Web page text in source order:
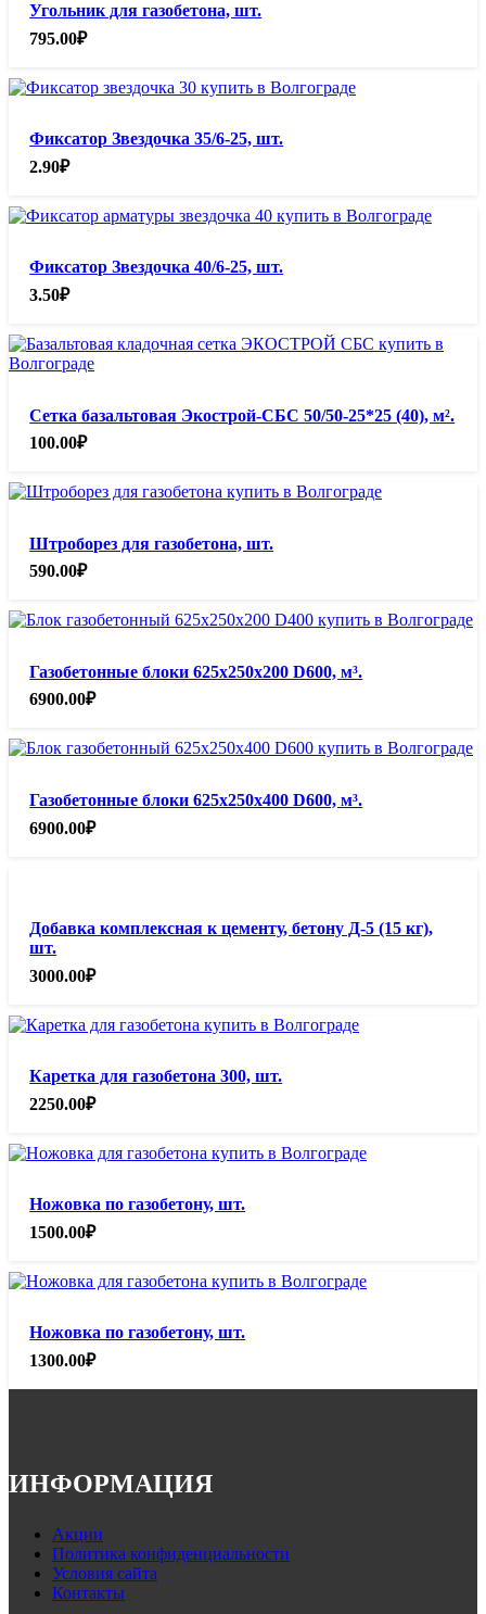
Угольник для газобетона, шт.
795.00₽
Фиксатор Звездочка 35/6-25, шт.
2.90₽
Фиксатор Звездочка 40/6-25, шт.
3.50₽
Сетка базальтовая Экострой-СБС 50/50-25*25 (40), м².
100.00₽
Штроборез для газобетона, шт.
590.00₽
Газобетонные блоки 625х250х200 D600, м³.
6900.00₽
Газобетонные блоки 625х250х400 D600, м³.
6900.00₽
Добавка комплексная к цементу, бетону Д-5 (15 кг),
шт.
3000.00₽
Каретка для газобетона 300, шт.
2250.00₽
Ножовка по газобетону, шт.
1500.00₽
Ножовка по газобетону, шт.
1300.00₽
ИНФОРМАЦИЯ
Акции
Политика конфиденциальности
Условия сайта
Контакты